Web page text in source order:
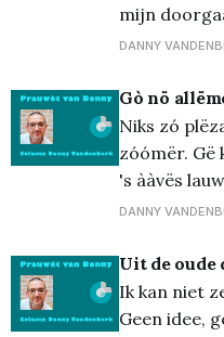
mijn
ontdekte ik
van WK
Argentinië
DANNY
Gò nö
Niks zó
zóómër.
's ààvës
óóvërdag
zóndër dè
stèè&
DANNY
Uit de oude
Ik kan niet
Geen idee,